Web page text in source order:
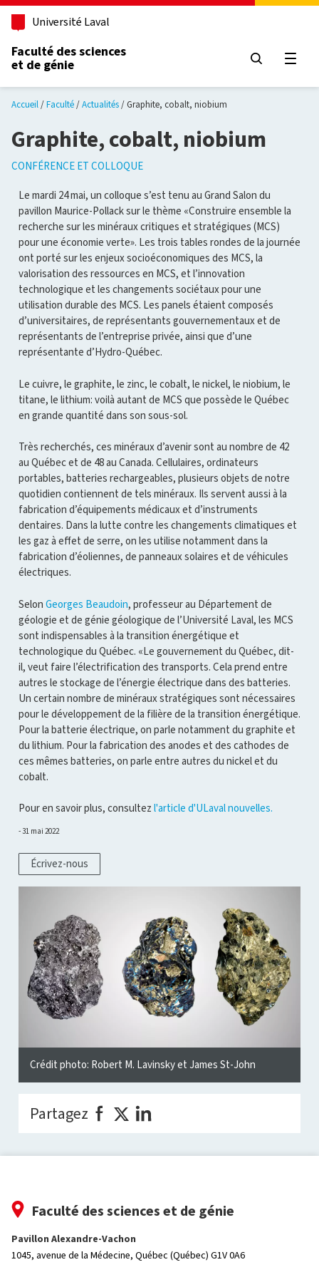
Aller au contenu principal
Université Laval
Faculté des sciences
et de génie
Accueil Faculté Actualités Graphite, cobalt, niobium
Graphite, cobalt, niobium
CONFÉRENCE ET COLLOQUE
Le mardi 24 mai, un colloque s’est tenu au Grand Salon du
pavillon Maurice-Pollack sur le thème «Construire ensemble la
recherche sur les minéraux critiques et stratégiques (MCS)
pour une économie verte». Les trois tables rondes de la journée
ont porté sur les enjeux socioéconomiques des MCS, la
valorisation des ressources en MCS, et l’innovation
technologique et les changements sociétaux pour une
utilisation durable des MCS. Les panels étaient composés
d’universitaires, de représentants gouvernementaux et de
représentants de l’entreprise privée, ainsi que d’une
représentante d’Hydro-Québec.
Le cuivre, le graphite, le zinc, le cobalt, le nickel, le niobium, le
titane, le lithium: voilà autant de MCS que possède le Québec
en grande quantité dans son sous-sol.
Très recherchés, ces minéraux d’avenir sont au nombre de 42
au Québec et de 48 au Canada. Cellulaires, ordinateurs
portables, batteries rechargeables, plusieurs objets de notre
quotidien contiennent de tels minéraux. Ils servent aussi à la
fabrication d’équipements médicaux et d’instruments
dentaires. Dans la lutte contre les changements climatiques et
les gaz à effet de serre, on les utilise notamment dans la
fabrication d’éoliennes, de panneaux solaires et de véhicules
électriques.
Selon Georges Beaudoin, professeur au Département de
géologie et de génie géologique de l’Université Laval, les MCS
sont indispensables à la transition énergétique et
technologique du Québec. «Le gouvernement du Québec, dit-
il, veut faire l’électrification des transports. Cela prend entre
autres le stockage de l’énergie électrique dans des batteries.
Un certain nombre de minéraux stratégiques sont nécessaires
pour le développement de la filière de la transition énergétique.
Pour la batterie électrique, on parle notamment du graphite et
du lithium. Pour la fabrication des anodes et des cathodes de
ces mêmes batteries, on parle entre autres du nickel et du
cobalt.
Pour en savoir plus, consultez l'article d'ULaval nouvelles.
31 mai 2022
Écrivez-nous
Crédit photo: Robert M. Lavinsky et James St-John
Partagez
Faculté des sciences et de génie
Pavillon Alexandre-Vachon
1045, avenue de la Médecine, Québec (Québec) G1V 0A6